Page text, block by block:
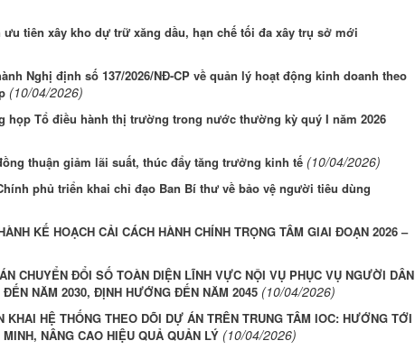
tiên xây kho dự trữ xăng dầu, hạn chế tối đa xây trụ sở mới
Nghị định số 137/2026/NĐ-CP về quản lý hoạt động kinh doanh theo
(10/04/2026)
họp Tổ điều hành thị trường trong nước thường kỳ quý I năm 2026
thuận giảm lãi suất, thúc đẩy tăng trưởng kinh tế (10/04/2026)
phủ triển khai chỉ đạo Ban Bí thư về bảo vệ người tiêu dùng
KẾ HOẠCH CẢI CÁCH HÀNH CHÍNH TRỌNG TÂM GIAI ĐOẠN 2026 –
CHUYỂN ĐỔI SỐ TOÀN DIỆN LĨNH VỰC NỘI VỤ PHỤC VỤ NGƯỜI DÂN
ĐẾN NĂM 2030, ĐỊNH HƯỚNG ĐẾN NĂM 2045 (10/04/2026)
KHAI HỆ THỐNG THEO DÕI DỰ ÁN TRÊN TRUNG TÂM IOC: HƯỚNG TỚI
NÂNG CAO HIỆU QUẢ QUẢN LÝ (10/04/2026)